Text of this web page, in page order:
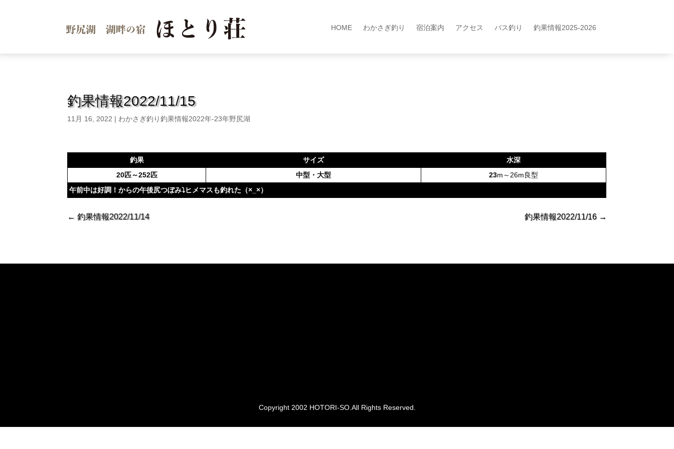
HOME わかさぎ釣り 宿泊案内 アクセス バス釣り 釣果情報2025-2026
釣果情報2022/11/15
11月 16, 2022 | わかさぎ釣り釣果情報2022年-23年野尻湖
釣果 サイズ
水深
20匹～252匹
中型・大型 23m～26m良型
午前中は好調！からの午後尻つぼみ⤵ヒメマスも釣れた（×_×）
←釣果情報2022/11/14 釣果情報2022/11/16→
Copyright 2002 HOTORI-SO.All Rights Reserved.